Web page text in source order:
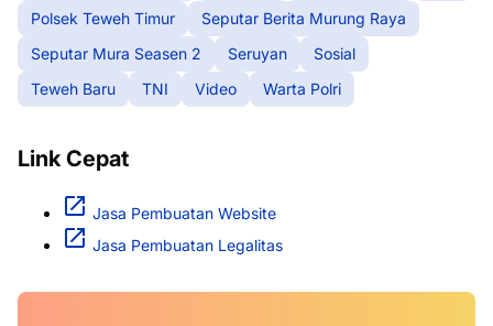
Polsek Teweh Timur
Seputar Berita Murung Raya
Seputar Mura Seasen 2
Seruyan
Sosial
Teweh Baru
TNI Video Warta Polri
Link Cepat
Jasa Pembuatan Website
Jasa Pembuatan Legalitas